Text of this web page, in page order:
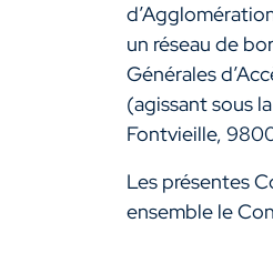
un réseau de
Générales
(agissant sous
Fontvieille,
Les présentes
ensemble le